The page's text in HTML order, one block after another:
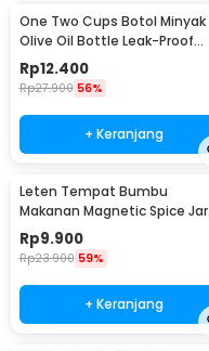
One Two Cups Botol Minyak
Olive Oil Bottle Leak-Proof
300ml - KG57H
Rp12.400
Rp27.900 56%
+ Keranjang
Leten Tempat Bumbu
Makanan Magnetic Spice Jar
Container 1 PCS - C121
Rp9.900
Rp23.900 59%
+ Keranjang